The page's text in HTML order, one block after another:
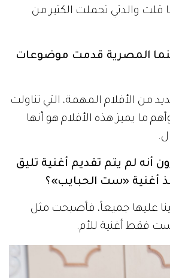
قلت والدتي تحملت الكثير من
المصرية قدمت موضوعات
من الأفلام المهمة، التي تناولت
وأهم ما يميز هذه الأفلام هو أنها
أنه لم يتم تقديم أغنية تليق
أغنية «ست الحبايب»؟
عليها جميعاً، فأصبحت مثل
فقط أغنية للأم.